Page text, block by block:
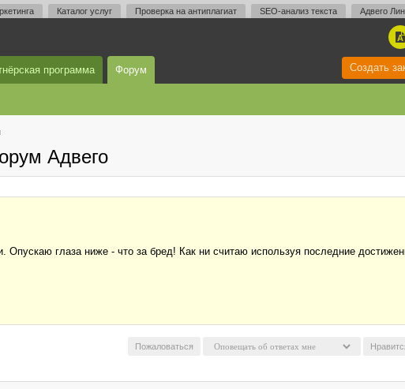
Каталог услуг Проверка на антиплагиат SEO-анализ текста Адвего
A
программа Форум Создать
Адвего
глаза ниже - что за бред! Как ни считаю используя последние
Пожаловаться